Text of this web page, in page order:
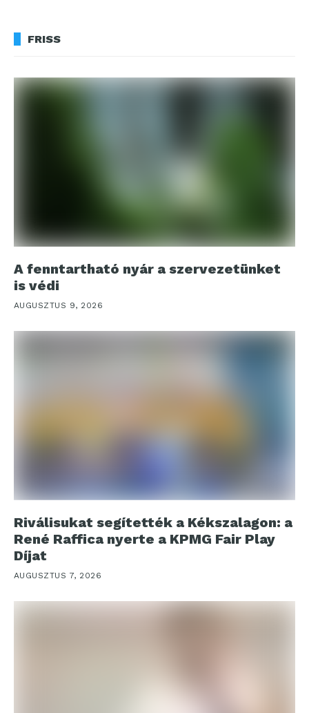
FRISS
A fenntartható nyár a szervezetünket
is védi
AUGUSZTUS 9, 2026
Riválisukat segítették a Kékszalagon: a
René Raffica nyerte a KPMG Fair Play
Díjat
AUGUSZTUS 7, 2026